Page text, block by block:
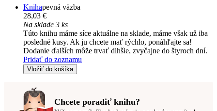
Knihapevná väzba
28,03 €
Na sklade 3 ks
Túto knihu máme síce aktuálne na sklade, máme však už iba
posledné kusy. Ak ju chcete mať rýchlo, ponáhľajte sa!
Dodanie ďalších môže trvať dlhšie, zvyčajne do štyroch dní.
Pridať do zoznamu
Vložiť do košíka
Chcete poradiť knihu?